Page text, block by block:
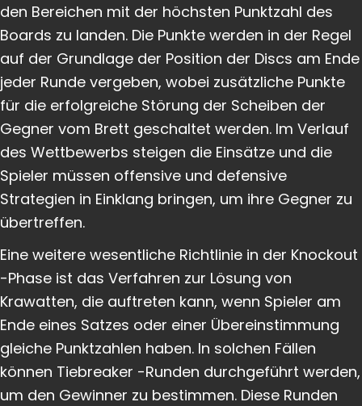
den Bereichen mit der höchsten Punktzahl des
Boards zu landen. Die Punkte werden in der Regel
auf der Grundlage der Position der Discs am Ende
jeder Runde vergeben, wobei zusätzliche Punkte
für die erfolgreiche Störung der Scheiben der
Gegner vom Brett geschaltet werden. Im Verlauf
des Wettbewerbs steigen die Einsätze und die
Spieler müssen offensive und defensive
Strategien in Einklang bringen, um ihre Gegner zu
übertreffen.
Eine weitere wesentliche Richtlinie in der Knockout
-Phase ist das Verfahren zur Lösung von
Krawatten, die auftreten kann, wenn Spieler am
Ende eines Satzes oder einer Übereinstimmung
gleiche Punktzahlen haben. In solchen Fällen
können Tiebreaker -Runden durchgeführt werden,
um den Gewinner zu bestimmen. Diese Runden